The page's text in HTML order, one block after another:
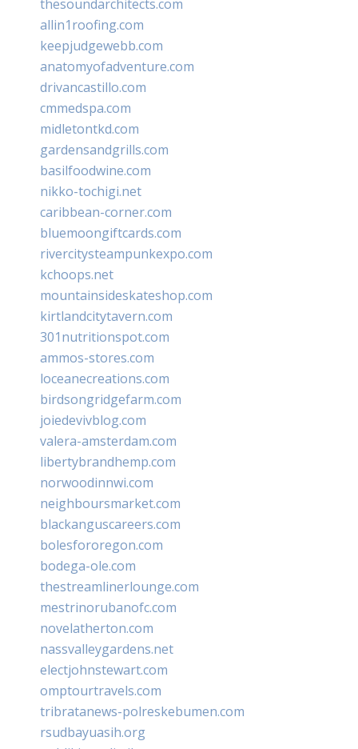
thesoundarchitects.com
allin1roofing.com
keepjudgewebb.com
anatomyofadventure.com
drivancastillo.com
cmmedspa.com
midletontkd.com
gardensandgrills.com
basilfoodwine.com
nikko-tochigi.net
caribbean-corner.com
bluemoongiftcards.com
rivercitysteampunkexpo.com
kchoops.net
mountainsideskateshop.com
kirtlandcitytavern.com
301nutritionspot.com
ammos-stores.com
loceanecreations.com
birdsongridgefarm.com
joiedevivblog.com
valera-amsterdam.com
libertybrandhemp.com
norwoodinnwi.com
neighboursmarket.com
blackanguscareers.com
bolesfororegon.com
bodega-ole.com
thestreamlinerlounge.com
mestrinorubanofc.com
novelatherton.com
nassvalleygardens.net
electjohnstewart.com
omptourtravels.com
tribratanews-polreskebumen.com
rsudbayuasih.org